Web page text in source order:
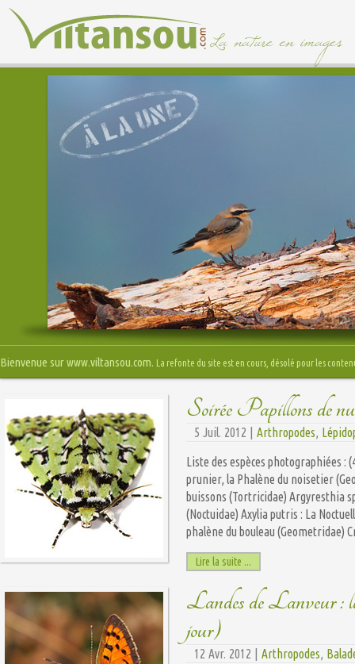
Bienvenue sur www.viltansou.com. La refonte du site est en cours, désolé pour les
Soirée Papillons de
5 Juil. 2012 | Arthropodes,
Liste des espèces photographiées :
prunier, la Phalène du noisetier
buissons (Tortricidae) Argyresthia
(Noctuidae) Axylia putris : La
phalène du bouleau (Geometridae)
Lire la suite ...
Landes de Lanveur :
jour)
12 Avr. 2012 | Arthropodes